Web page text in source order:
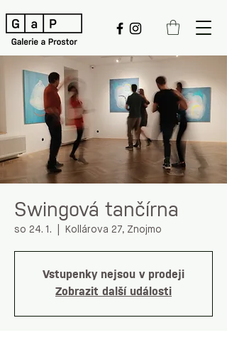
Swingová tančírna
so 24. 1. Kollárova 27, Znojmo
Vstupenky nejsou v prodeji
Zobrazit další události